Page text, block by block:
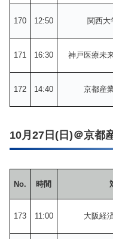
170 12:50 関西
171 16:30 神戸医療未
172 14:40 京都産
10月27日(日)＠京都
No. 時間
173 11:00 大阪経